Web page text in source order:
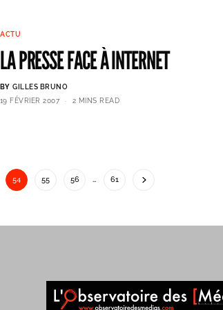
ACTU
LA PRESSE FACE À INTERNET
BY GILLES BRUNO
19 FÉVRIER 2007
2 MINS READ
54 55 56 … 61